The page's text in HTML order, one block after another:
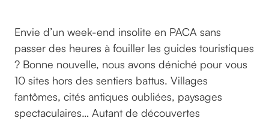
Envie d’un week-end insolite en PACA sans
passer des heures à fouiller les guides touristiques
? Bonne nouvelle, nous avons déniché pour vous
10 sites hors des sentiers battus. Villages
fantômes, cités antiques oubliées, paysages
spectaculaires… Autant de découvertes